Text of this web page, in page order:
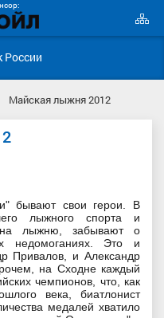
Майская лыжня 2012
бывают свои герои. В
лыжного спорта и
на лыжню, забывают о
недомоганиях. Это и
Привалов, и Александр
на Сходне каждый
чемпионов, что, как
века, биатлонист
медалей хватило